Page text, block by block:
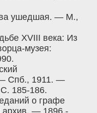
ушедшая. — М.,
XVIII века: Из
музея:
— Спб., 1911. —
185-186.
о графе